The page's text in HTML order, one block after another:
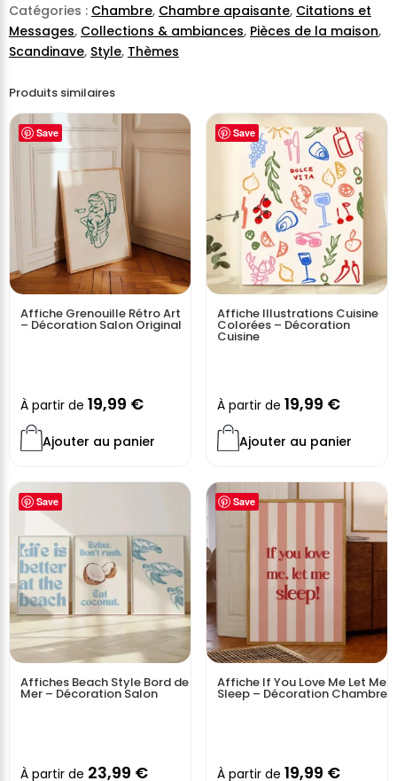
Catégories : Chambre, Chambre apaisante, Citations et
Messages, Collections & ambiances, Pièces de la maison,
Scandinave, Style, Thèmes
Produits similaires
Save
Affiche Grenouille Rétro Art
– Décoration Salon Original
À partir de 19,99 €
Ajouter au panier
Save
Affiche Illustrations Cuisine
Colorées – Décoration
Cuisine
À partir de 19,99 €
Ajouter au panier
Save
Affiches Beach Style Bord de
Mer – Décoration Salon
À partir de 23,99 €
Save
Affiche If You Love Me Let Me
Sleep – Décoration Chambre
À partir de 19,99 €